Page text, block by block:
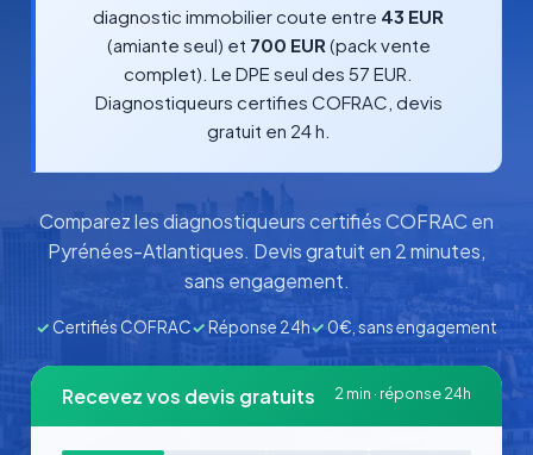
diagnostic immobilier coute entre 43 EUR
(amiante seul) et 700 EUR (pack vente
complet). Le DPE seul des 57 EUR.
Diagnostiqueurs certifies COFRAC, devis
gratuit en 24 h.
Comparez les diagnostiqueurs certifiés COFRAC en
Pyrénées-Atlantiques. Devis gratuit en 2 minutes,
sans engagement.
✓ Certifiés COFRAC✓Réponse 24h✓0€, sans engagement
Recevez vos devis gratuits 2 min · réponse 24h